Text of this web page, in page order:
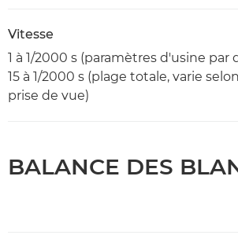
Vitesse
1 à 1/2000 s (paramètres d'usine par
15 à 1/2000 s (plage totale, varie
prise de vue)
BALANCE DES